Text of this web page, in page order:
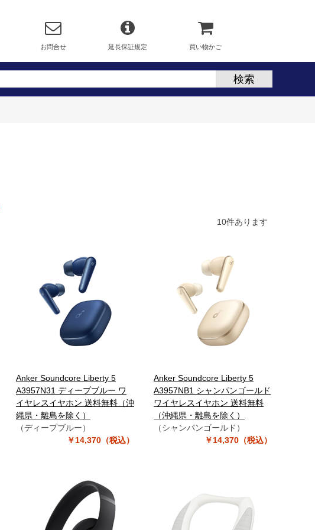
お問合せ 延長保証規定 買い物かご
10件あります
Anker Soundcore Liberty 5
A3957N31 ディープブルー ワ
イヤレスイヤホン 送料無料（沖
縄県・離島を除く）
（ディープブルー）
￥14,370（税込）
Anker Soundcore Liberty 5
A3957NB1 シャンパンゴールド
ワイヤレスイヤホン 送料無料
（沖縄県・離島を除く）
（シャンパンゴールド）
￥14,370（税込）